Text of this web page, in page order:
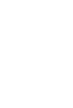
naudoti
kad jos